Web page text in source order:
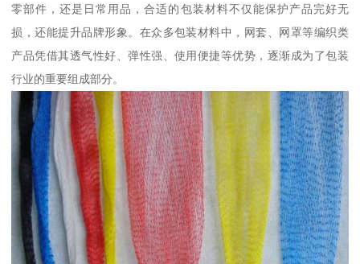
零部件，还是日常用品，合适的包装材料不仅能保护产品完好无
损，还能提升品牌形象。在众多包装材料中，网套、网罩等编织类
产品凭借其透气性好、弹性强、使用便捷等优势，逐渐成为了包装
行业的重要组成部分。